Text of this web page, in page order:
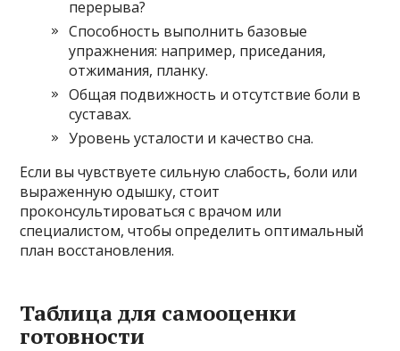
перерыва?
Способность выполнить базовые
упражнения: например, приседания,
отжимания, планку.
Общая подвижность и отсутствие боли в
суставах.
Уровень усталости и качество сна.
Если вы чувствуете сильную слабость, боли или
выраженную одышку, стоит
проконсультироваться с врачом или
специалистом, чтобы определить оптимальный
план восстановления.
Таблица для самооценки
готовности